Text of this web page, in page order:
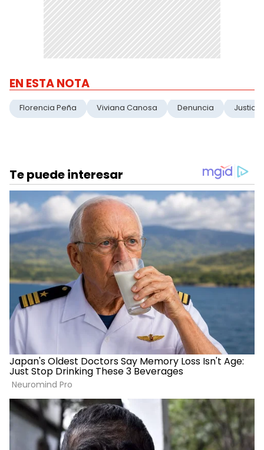
EN ESTA NOTA
Florencia Peña Viviana Canosa Denuncia Justicia